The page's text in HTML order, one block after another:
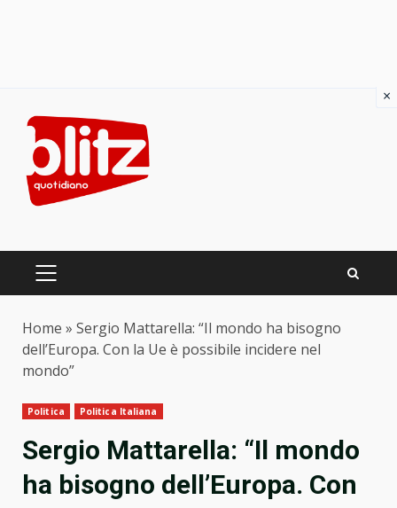
content
PRIMARY
Home » Sergio Mattarella: “Il mondo ha bisogno
dell’Europa. Con la Ue è possibile incidere nel
mondo”
Politica Politica Italiana
Sergio Mattarella: “Il mondo
ha bisogno dell’Europa. Con
×